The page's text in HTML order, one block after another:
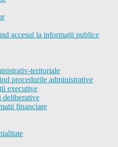
accesul la informaţii publice
teritoriale
procedurile administrative
executive
deliberative
financiare